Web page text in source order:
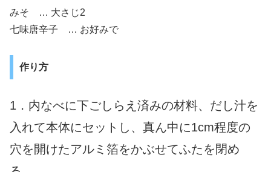
みそ … 大さじ2
七味唐辛子 … お好みで
作り方
1．内なべに下ごしらえ済みの材料、だし汁を
入れて本体にセットし、真ん中に1cm程度の
穴を開けたアルミ箔をかぶせてふたを閉め